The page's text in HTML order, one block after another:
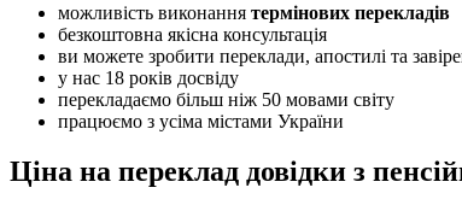
можливість виконання термінових перекладів
безкоштовна якісна консультація
ви можете зробити переклади, апостилі та
у нас 18 років досвіду
перекладаємо більш ніж 50 мовами світу
працюємо з усіма містами України
Ціна на переклад довідки з